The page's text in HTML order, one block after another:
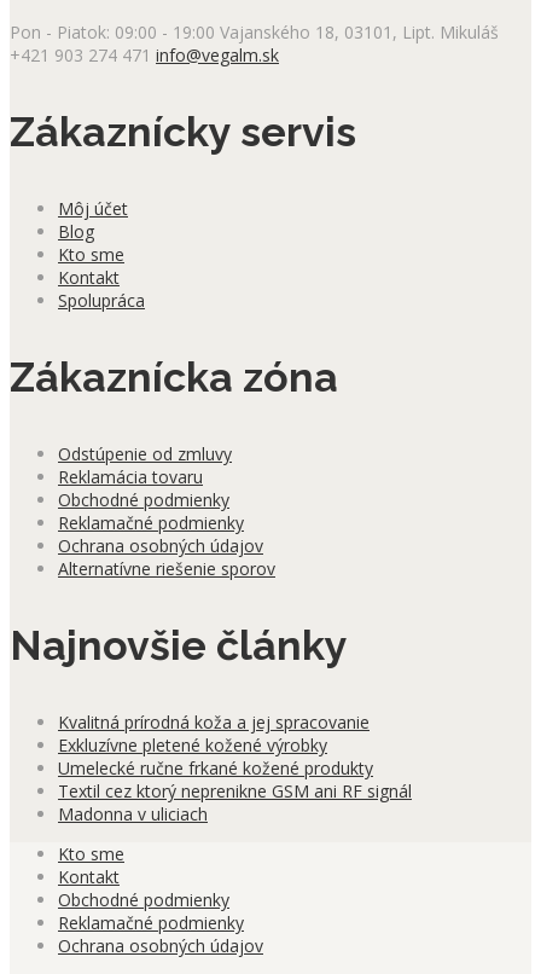
Pon - Piatok: 09:00 - 19:00 Vajanského 18, 03101, Lipt. Mikuláš
+421 903 274 471 info@vegalm.sk
Zákaznícky servis
Môj účet
Blog
Kto sme
Kontakt
Spolupráca
Zákaznícka zóna
Odstúpenie od zmluvy
Reklamácia tovaru
Obchodné podmienky
Reklamačné podmienky
Ochrana osobných údajov
Alternatívne riešenie sporov
Najnovšie články
Kvalitná prírodná koža a jej spracovanie
Exkluzívne pletené kožené výrobky
Umelecké ručne frkané kožené produkty
Textil cez ktorý neprenikne GSM ani RF signál
Madonna v uliciach
Kto sme
Kontakt
Obchodné podmienky
Reklamačné podmienky
Ochrana osobných údajov